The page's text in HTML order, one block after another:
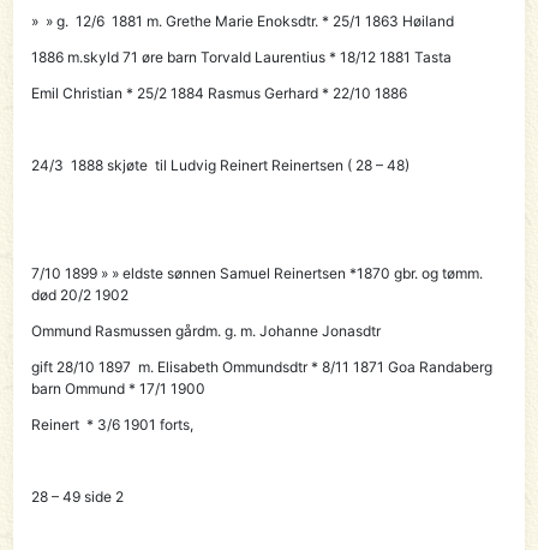
» » g. 12/6 1881 m. Grethe Marie Enoksdtr. * 25/1 1863 Høiland
1886 m.skyld 71 øre barn Torvald Laurentius * 18/12 1881 Tasta
Emil Christian * 25/2 1884 Rasmus Gerhard * 22/10 1886
24/3 1888 skjøte til Ludvig Reinert Reinertsen ( 28 – 48)
7/10 1899 » » eldste sønnenSamuel Reinertsen*1870 gbr. og tømm.
død 20/2 1902
Ommund Rasmussen gårdm. g. m. Johanne Jonasdtr
gift 28/10 1897 m. Elisabeth Ommundsdtr * 8/11 1871 Goa Randaberg
barn Ommund * 17/1 1900
Reinert * 3/6 1901 forts,
28 – 49 side 2